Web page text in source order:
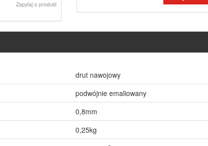
Zapytaj o produkt
drut nawojowy
podwójnie emaliowany
0,8mm
0,25kg